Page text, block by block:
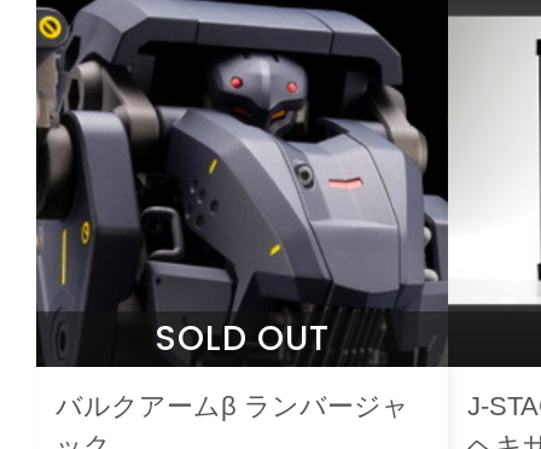
SOLD OUT
バルクアームβ ランバージャ
J-